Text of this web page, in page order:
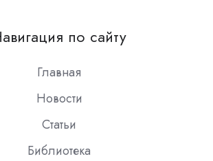
Slack
по сайту
Главная
Новости
Статьи
Библиотека